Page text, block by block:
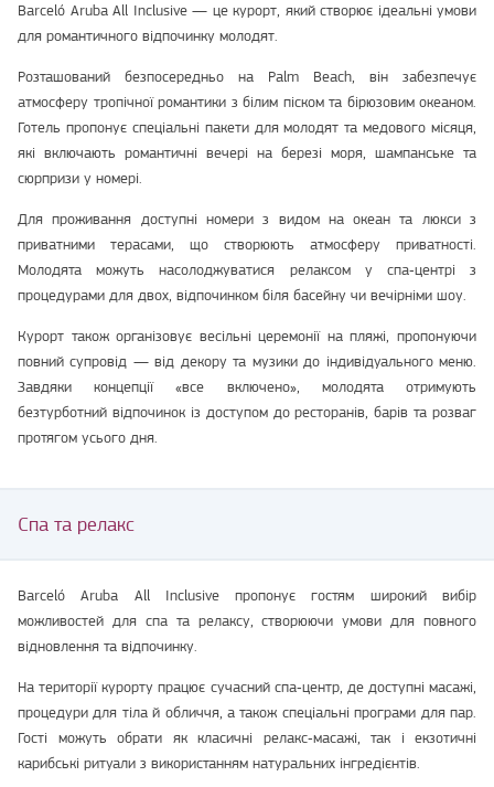
Barceló Aruba All Inclusive — це курорт, який створює ідеальні умови
для романтичного відпочинку молодят.
Розташований безпосередньо на Palm Beach, він забезпечує
атмосферу тропічної романтики з білим піском та бірюзовим океаном.
Готель пропонує спеціальні пакети для молодят та медового місяця,
які включають романтичні вечері на березі моря, шампанське та
сюрпризи у номері.
Для проживання доступні номери з видом на океан та люкси з
приватними терасами, що створюють атмосферу приватності.
Молодята можуть насолоджуватися релаксом у спа‑центрі з
процедурами для двох, відпочинком біля басейну чи вечірніми шоу.
Курорт також організовує весільні церемонії на пляжі, пропонуючи
повний супровід — від декору та музики до індивідуального меню.
Завдяки концепції «все включено», молодята отримують
безтурботний відпочинок із доступом до ресторанів, барів та розваг
протягом усього дня.
Спа та релакс
Barceló Aruba All Inclusive пропонує гостям широкий вибір
можливостей для спа та релаксу, створюючи умови для повного
відновлення та відпочинку.
На території курорту працює сучасний спа‑центр, де доступні масажі,
процедури для тіла й обличчя, а також спеціальні програми для пар.
Гості можуть обрати як класичні релакс‑масажі, так і екзотичні
карибські ритуали з використанням натуральних інгредієнтів.